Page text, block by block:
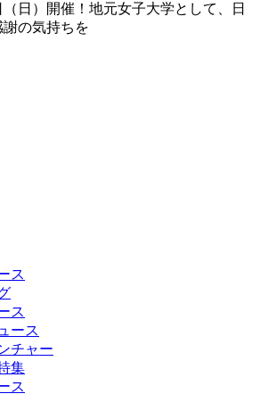
日）開催！地元女子大学として、日
の気持ちを
ス
ス
ース
チャー
集
ス